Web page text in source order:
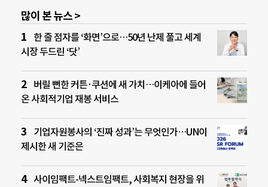
많이 본 뉴스 >
한 줄 점자를 ‘화면’으로…50년 난제 풀고 세계
시장 두드린 ‘닷’
버릴 뻔한 커튼·쿠션에 새 가치…이케아에 들어
온 사회적기업 재봉 서비스
기업자원봉사의 ‘진짜 성과’는 무엇인가…UN이
제시한 새 기준은
사이임팩트-넥스트임팩트, 사회복지 현장을 위